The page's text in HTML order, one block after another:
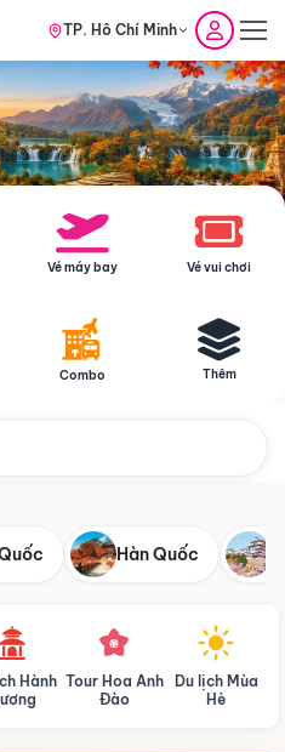
TP. Hồ Chí Minh
Vé máy bay Vé vui chơi
Combo Thêm
Hàn Quốc
Hành Tour Hoa Anh
Đào
Du lịch Mùa
Hè